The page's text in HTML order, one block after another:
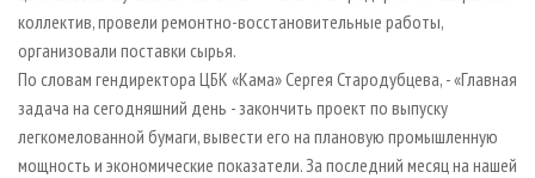
ДЕРЕВЯННОЕ ДОМОСТРОЕНИЕ
ПРОИЗВОДСТВО МЕБЕЛИ
БИОЭНЕРГЕТИКА
ЦБП
ОФИЦИАЛЬНЫЕ ДЕЛЕГАЦИИ
ПРИОРИТЕТНЫЕ ИНВЕСТПРОЕКТЫ
RUSSIAN FORESTRY REVIEW
ГАЗЕТА ЛЕСПРОМФОРУМ
РЕКЛАМА НА САЙТЕ
коллектив, провели ремонтно-восстановительные работы,
организовали поставки сырья.
По словам гендиректора ЦБК «Кама» Сергея Стародубцева, - «Главная
задача на сегодняшний день - закончить проект по выпуску
легкомелованной бумаги, вывести его на плановую промышленную
мощность и экономические показатели. За последний месяц на нашей